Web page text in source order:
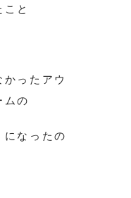
と
ったアウ
ムの
なったの